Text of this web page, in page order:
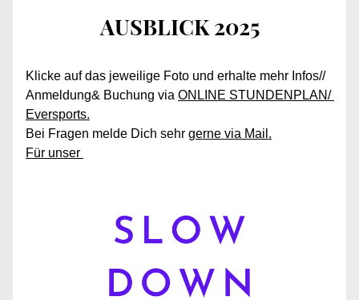
AUSBLICK 2025
Klicke auf das jeweilige Foto und erhalte mehr Infos//
Anmeldung& Buchung via ONLINE STUNDENPLAN/
Eversports.
Bei Fragen melde Dich sehr gerne via Mail .
Für unser